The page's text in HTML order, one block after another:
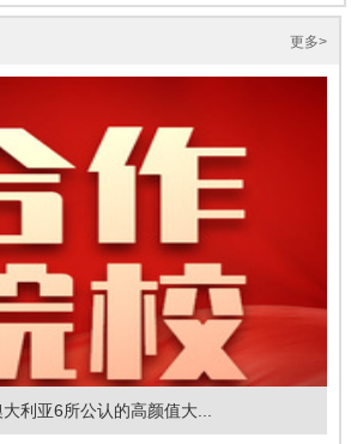
更多>
利亚6所公认的高颜值大...